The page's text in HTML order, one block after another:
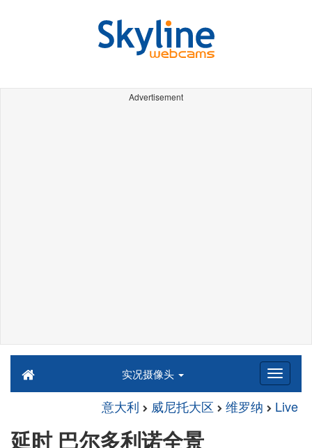
Advertisement
实况摄像头
意大利 威尼托大区 维罗纳 Live
延时 巴尔多利诺全景